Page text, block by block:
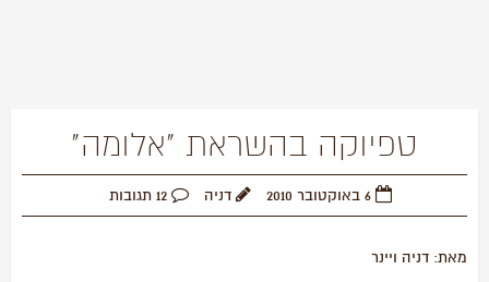
טפיוקה בהשראת "אלומה"
6 באוקטובר 2010 דניה 12 תגובות
מאת: דניה ויינר